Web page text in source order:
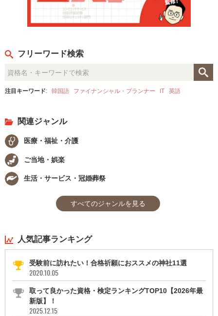
フリーワード検索
注目キーワード: 韓国語 ファイナンシャル・プランナー IT 英語
関連ジャンル
医療・福祉・介護
ご当地・娯楽
生活・サービス・冠婚葬祭
すべてのジャンルを見る
人気記事ランキング
受験前に訪れたい！合格祈願におススメの神社11選
2020.10.05
取って良かった資格・検定ランキングTOP10【2026年最
新版】！
2025.12.15